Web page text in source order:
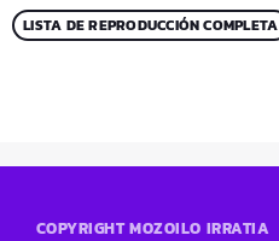
LISTA DE REPRODUCCIÓN COMPLETA
COPYRIGHT MOZOILO IRRATIA